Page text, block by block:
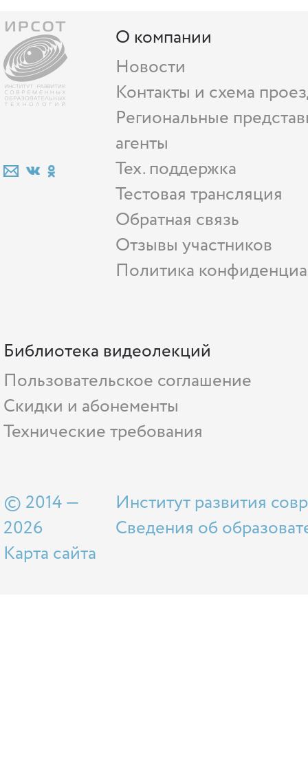
О компании
Новости
Контакты и схема
Региональные
агенты
Тех. поддержка
Тестовая трансляция
Обратная связь
Отзывы участников
Политика
Библиотека видеолекций
Пользовательское соглашение
Скидки и абонементы
Технические требования
© 2014 —
2026
Карта сайта
Институт развития
Сведения об